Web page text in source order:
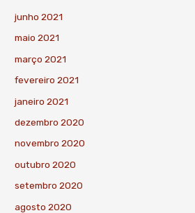
junho 2021
maio 2021
março 2021
fevereiro 2021
janeiro 2021
dezembro 2020
novembro 2020
outubro 2020
setembro 2020
agosto 2020